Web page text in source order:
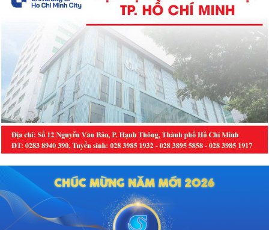
lượng dịch vụ, Bệnh viện Mắt Hải
Phòng đang từng bước khẳng định
vị thế là trung tâm nhãn khoa hiện
đại của thành phố và khu vực, góp
phần hiện thực hóa Nghị quyết số
72 về chăm sóc sức khỏe nhân dân
và Nghị quyết số 45 về xây dựng
Hải Phòng trở thành trung tâm y tế
chất lượng cao của vùng Duyên hải
Bắc Bộ.